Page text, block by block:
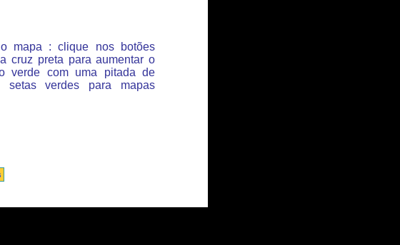
mapa : clique nos botões
cruz preta para aumentar o
verde com uma pitada de
setas verdes para mapas